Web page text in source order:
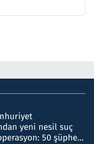
yeni nesil suç
50 şüpheli